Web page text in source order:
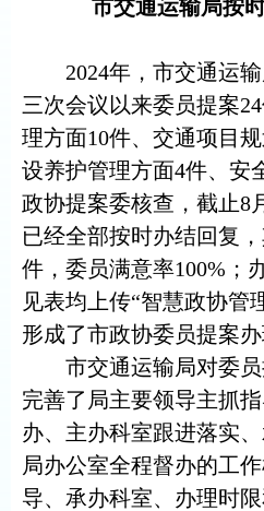
市交通运输局按
2024年，市交通运
三次会议以来委员提案
理方面10件、交通项目
设养护管理方面4件、安
政协提案委核查，截止8
已经全部按时办结回复
件，委员满意率100%；
见表均上传“智慧政协管
形成了市政协委员提案办
市交通运输局对委
完善了局主要领导主抓
办、主办科室跟进落实
局办公室全程督办的工
导、承办科室、办理时